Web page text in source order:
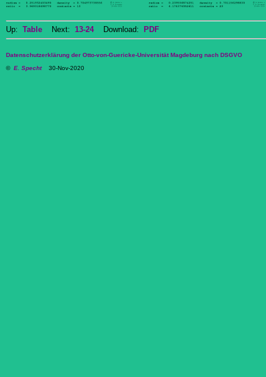
Up: Table Next: 13-24Download: PDF
Datenschutzerklärung der Otto-von-Guericke-Universität Magdeburg nach DSGVO
© E. Specht30-Nov-2020